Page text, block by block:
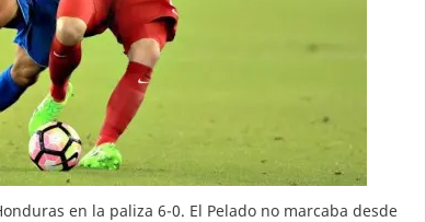
en la paliza 6-0. El Pelado no marcaba desde